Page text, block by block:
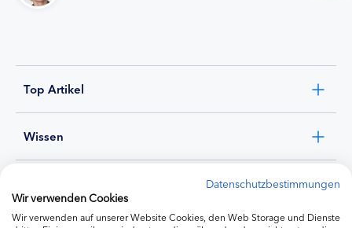
Top Artikel
Wissen
Datenschutzbestimmungen
Wir verwenden Cookies
Wir verwenden auf unserer Website Cookies, den Web Storage und Dienste